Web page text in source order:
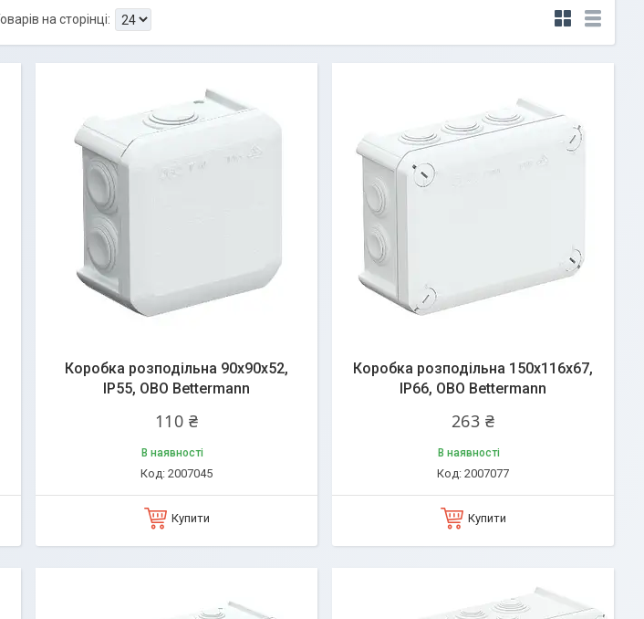
Коробка розподільна 90х90х52,
ІР55, OBO Bettermann
110 ₴
В наявності
2007045
Купити
Коробка розподільна 150х116х67,
ІР66, OBO Bettermann
263 ₴
В наявності
2007077
Купити